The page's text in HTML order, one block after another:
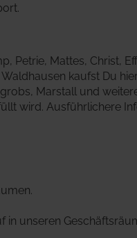
Mattes, Christ,
kaufst Du
Marstall und
wird. Ausführlichere
unseren